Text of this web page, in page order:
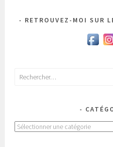
RETROUVEZ-MOI SUR
Rechercher :
Catégories